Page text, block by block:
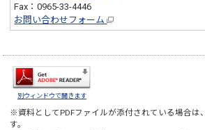
Fax：0965-33-4446
お問い合わせフォーム
別ウィンドウで開きます
※資料としてPDFファイルが添付されている場合は、
す。